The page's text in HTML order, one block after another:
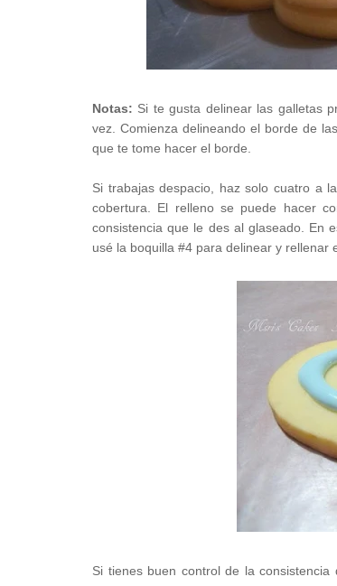
Notas: Si te gusta delinear las galletas
vez. Comienza delineando el borde de
que te tome hacer el borde.
Si trabajas despacio, haz solo cuatro a
cobertura. El relleno se puede hacer
consistencia que le des al glaseado. En
usé la boquilla #4 para delinear y rellenar
Si tienes buen control de la